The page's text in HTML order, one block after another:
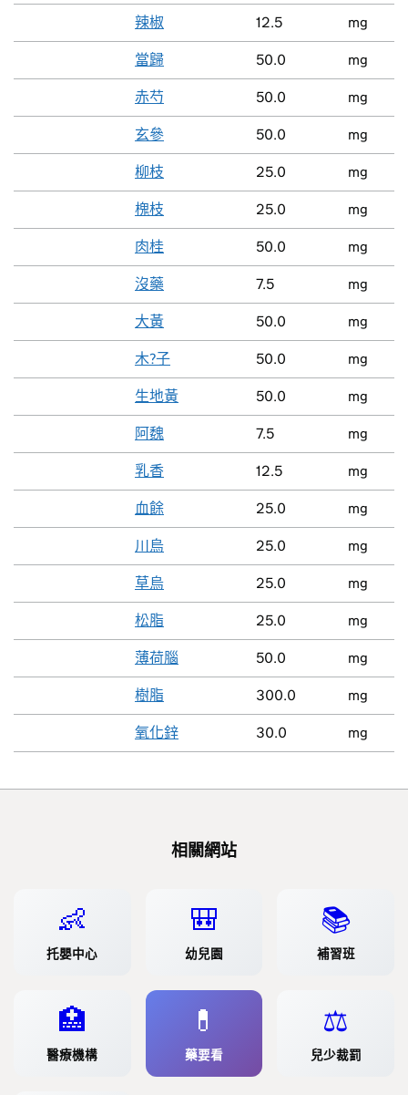
辣椒 12.5 mg
當歸 50.0 mg
赤芍 50.0 mg
玄參 50.0 mg
柳枝 25.0 mg
槐枝 25.0 mg
肉桂 50.0 mg
沒藥 7.5 mg
大黃 50.0 mg
木?子 50.0 mg
生地黃 50.0 mg
阿魏 7.5 mg
乳香 12.5 mg
血餘 25.0 mg
川烏 25.0 mg
草烏 25.0 mg
松脂 25.0 mg
薄荷腦 50.0 mg
樹脂 300.0 mg
氧化鋅 30.0 mg
相關網站
👶
托嬰中心
🎒
幼兒園
📚
補習班
🏥
醫療機構
💊
藥要看
⚖️
兒少裁罰